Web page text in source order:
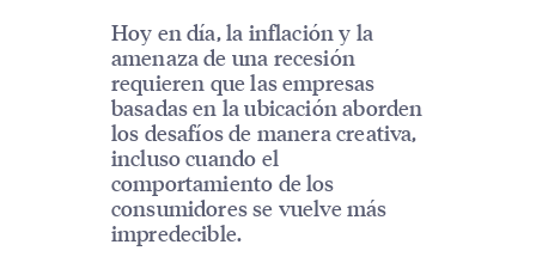
Hoy en día, la inflación y la
amenaza de una recesión
requieren que las empresas
basadas en la ubicación aborden
los desafíos de manera creativa,
incluso cuando el
comportamiento de los
consumidores se vuelve más
impredecible.